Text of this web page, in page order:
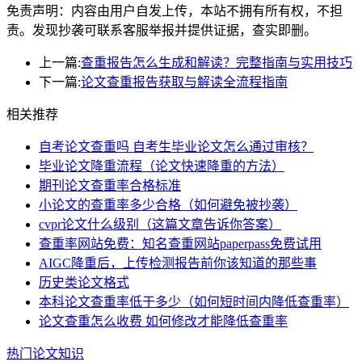
免责声明：内容由用户自发上传，本站不拥有所有权，不担
责。发现抄袭可联系客服举报并提供证据，查实即删。
上一篇:查重报告怎么生成和解读？完整指南与实用技巧
下一篇:论文查重报告获取与解读全流程指南
相关推荐
自考论文查重吗 自考生毕业论文怎么通过审核？
毕业论文降重流程（论文快速降重的方法）
期刊论文查重率合格标准
小论文的查重率多少合格（如何避免被抄袭）
cvpr论文什么级别（这篇文章告诉你答案）
查重率网站免费：知名查重网站paperpass免费试用
AIGC降重后，上传检测报告前你该知道的那些事
历史类论文格式
本科论文查重率低于多少（如何短时间内降低查重率）
论文查重怎么收费 如何修改才能降低查重率
热门论文知识